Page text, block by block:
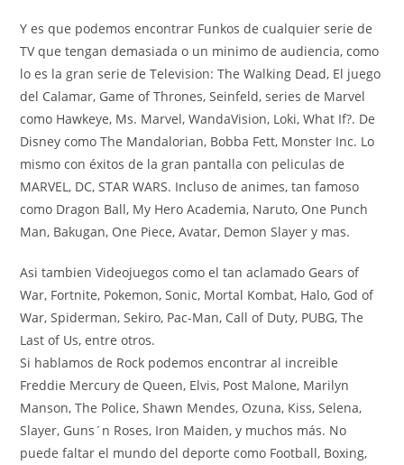
Y es que podemos encontrar Funkos de cualquier serie de
TV que tengan demasiada o un minimo de audiencia, como
lo es la gran serie de Television: The Walking Dead, El juego
del Calamar, Game of Thrones, Seinfeld, series de Marvel
como Hawkeye, Ms. Marvel, WandaVision, Loki, What If?. De
Disney como The Mandalorian, Bobba Fett, Monster Inc. Lo
mismo con éxitos de la gran pantalla con peliculas de
MARVEL, DC, STAR WARS. Incluso de animes, tan famoso
como Dragon Ball, My Hero Academia, Naruto, One Punch
Man, Bakugan, One Piece, Avatar, Demon Slayer y mas.
Asi tambien Videojuegos como el tan aclamado Gears of
War, Fortnite, Pokemon, Sonic, Mortal Kombat, Halo, God of
War, Spiderman, Sekiro, Pac-Man, Call of Duty, PUBG, The
Last of Us, entre otros.
Si hablamos de Rock podemos encontrar al increible
Freddie Mercury de Queen, Elvis, Post Malone, Marilyn
Manson, The Police, Shawn Mendes, Ozuna, Kiss, Selena,
Slayer, Guns´n Roses, Iron Maiden, y muchos más. No
puede faltar el mundo del deporte como Football, Boxing,